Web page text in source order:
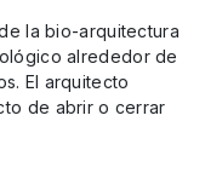
la bio-arquitectura
alrededor de
El arquitecto
de abrir o cerrar